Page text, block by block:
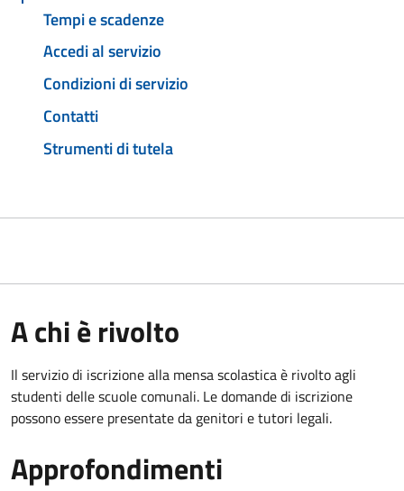
Tempi e scadenze
Accedi al servizio
Condizioni di servizio
Contatti
Strumenti di tutela
A chi è rivolto
Il servizio di iscrizione alla mensa scolastica è rivolto agli
studenti delle scuole comunali. Le domande di iscrizione
possono essere presentate da genitori e tutori legali.
Approfondimenti